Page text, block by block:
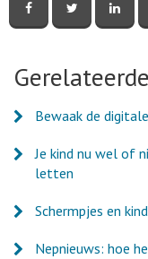
deze
pagina
deze
pagina
deze
Bewaak de
Je kind nu wel of
letten
Schermpjes en
Nepnieuws: hoe